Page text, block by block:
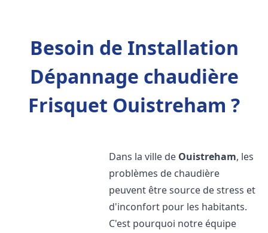
Besoin de Installation
Dépannage chaudière
Frisquet Ouistreham ?
Dans la ville de Ouistreham, les
problèmes de chaudière
peuvent être source de stress et
d'inconfort pour les habitants.
C'est pourquoi notre équipe